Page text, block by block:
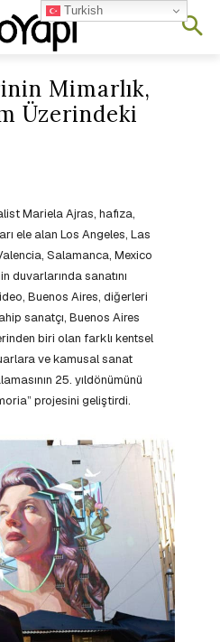
Mimarlık,
Üzerindeki
Mariela Ajras, hafıza,
ele alan Los Angeles, Las
Salamanca, Mexico
duvarlarında sanatını
Buenos Aires, diğerleri
sanatçı, Buenos Aires
biri olan farklı kentsel
ve kamusal sanat
25. yıldönümünü
projesini geliştirdi.
Turkish